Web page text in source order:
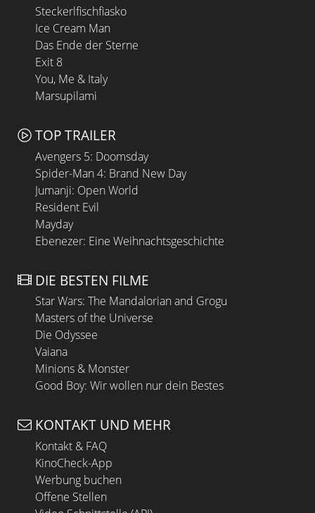
Steckerlfischfiasko
Ice Cream Man
Das Ende der Sterne
Exit 8
You, Me & Italy
Marsupilami
TOP TRAILER
Avengers 5: Doomsday
Spider-Man 4: Brand New Day
Jumanji: Open World
Resident Evil
Mayday
Ebenezer: Eine Weihnachtsgeschichte
DIE BESTEN FILME
Star Wars: The Mandalorian and Grogu
Masters of the Universe
Die Odyssee
Vaiana
Minions & Monster
Good Boy: Wir wollen nur dein Bestes
KONTAKT UND MEHR
Kontakt & FAQ
KinoCheck-App
Werbung buchen
Offene Stellen